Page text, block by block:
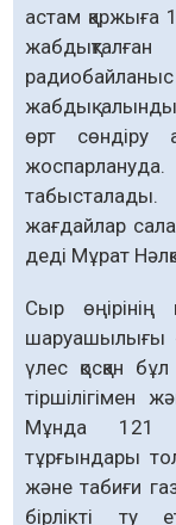
астам қаржыға
радиобайланыс
жабдық
өрт сөндіру
жағдайлар
деді Мұрат
Сыр
шаруашылығы
үлес қосқан
тіршілігімен
Мұнда 121
тұрғындары
және табиғи
бірлікті ту